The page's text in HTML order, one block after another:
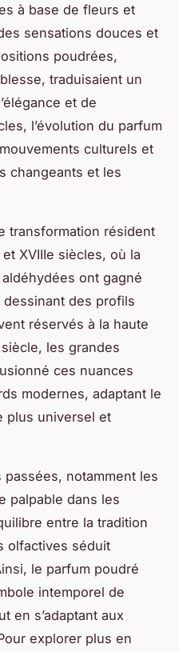
à base de fleurs et
sensations douces et
poudrées,
traduisaient un
et de
l’évolution du parfum
culturels et
changeants et les
transformation résident
XVIIIe siècles, où la
ont gagné
des profils
réservés à la haute
les grandes
ces nuances
modernes, adaptant le
plus universel et
passées, notamment les
palpable dans les
entre la tradition
olfactives séduit
le parfum poudré
intemporel de
en s’adaptant aux
explorer plus en